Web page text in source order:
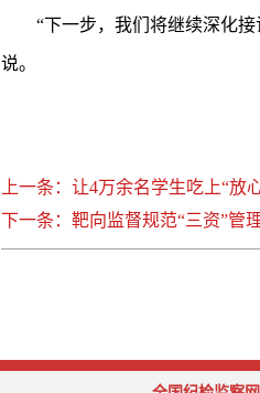
“下一步，我们将继续深化
说。
上一条：让4万余名学生吃上“放
下一条：靶向监督规范“三资”管